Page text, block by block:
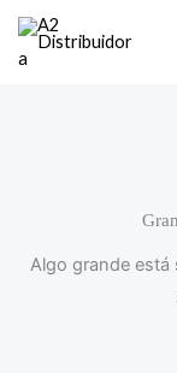
Algo grande está